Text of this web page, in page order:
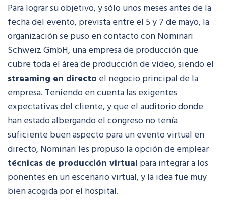
Para lograr su objetivo, y sólo unos meses antes de la
fecha del evento, prevista entre el 5 y 7 de mayo, la
organización se puso en contacto con Nominari
Schweiz GmbH, una empresa de producción que
cubre toda el área de producción de vídeo, siendo el
streaming en directo el negocio principal de la
empresa. Teniendo en cuenta las exigentes
expectativas del cliente, y que el auditorio donde
han estado albergando el congreso no tenía
suficiente buen aspecto para un evento virtual en
directo, Nominari les propuso la opción de emplear
técnicas de producción virtual para integrar a los
ponentes en un escenario virtual, y la idea fue muy
bien acogida por el hospital.